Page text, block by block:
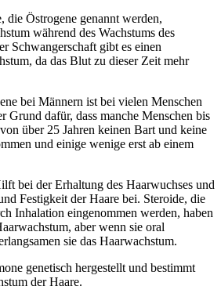
Östrogene genannt werden,
während des Wachstums des
Schwangerschaft gibt es einen
da das Blut zu dieser Zeit mehr
bei Männern ist bei vielen Menschen
Grund dafür, dass manche Menschen bis
über 25 Jahren keinen Bart und keine
und einige wenige erst ab einem
bei der Erhaltung des Haarwuchses und
Festigkeit der Haare bei. Steroide, die
Inhalation eingenommen werden, haben
aber wenn sie oral
sie das Haarwachstum.
genetisch hergestellt und bestimmt
der Haare.